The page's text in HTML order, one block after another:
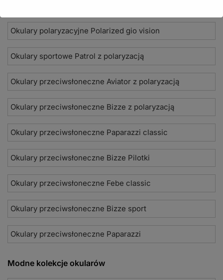
Okulary polaryzacyjne Polarized gio vision
Okulary sportowe Patrol z polaryzacją
Okulary przeciwsłoneczne Aviator z polaryzacją
Okulary przeciwsłoneczne Bizze z polaryzacją
Okulary przeciwsłoneczne Paparazzi classic
Okulary przeciwsłoneczne Bizze Pilotki
Okulary przeciwsłoneczne Febe classic
Okulary przeciwsłoneczne Bizze sport
Okulary przeciwsłoneczne Paparazzi
Modne kolekcje okularów